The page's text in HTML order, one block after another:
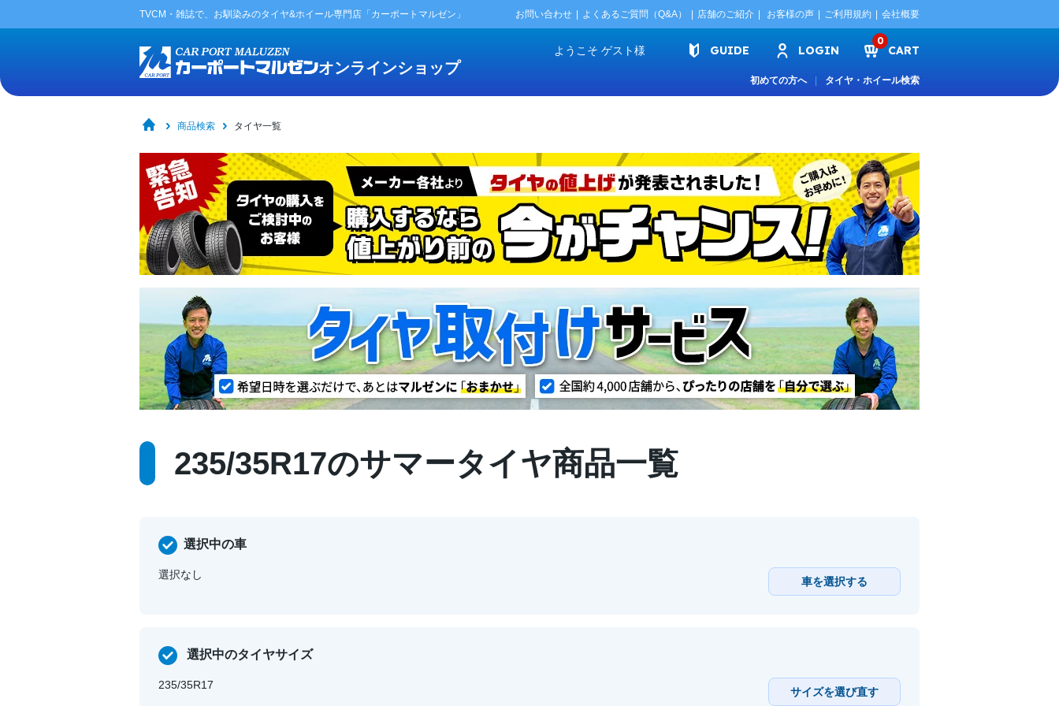
TVCM・雑誌で、お馴染みのタイヤ&ホイール専門店「カーポートマルゼン」 お問い合わせ よくあるご質問（Q&A） 店舗のご紹介 お客様の声 ご利用規約 会社概要
オンラインショップ
ようこそ ゲスト様 GUIDE LOGIN
0
CART
初めての方へ タイヤ・ホイール検索
商品検索 タイヤ一覧
235/35R17のサマータイヤ商品一覧
選択中の車
選択なし
車を選択する
選択中のタイヤサイズ
235/35R17
サイズを選び直す